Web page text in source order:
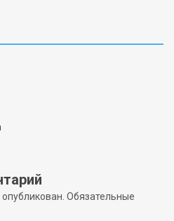
Обязательные